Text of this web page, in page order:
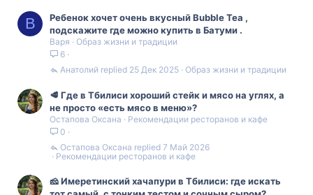
В
Ребенок хочет очень вкусный Bubble Tea ,
подскажите где можно купить в Батуми .
Варя
Образ жизни и традиции
6
Образ жизни и традиции
25 Дек 2025
Анатолий
🥩 Где в Тбилиси хороший стейк и мясо на углях, а
не просто «есть мясо в меню»?
Остапова Оксана
Рекомендации ресторанов и кафе
0
Рекомендации ресторанов и кафе
7 Май 2026
Остапова Оксана
🧀 Имеретинский хачапури в Тбилиси: где искать